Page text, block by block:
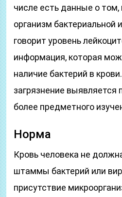
числе есть данные о
организм бактериальной
говорит уровень
информация, которая
наличие бактерий в
загрязнение выявляется
более предметного
Норма
Кровь человека не
штаммы бактерий или
присутствие